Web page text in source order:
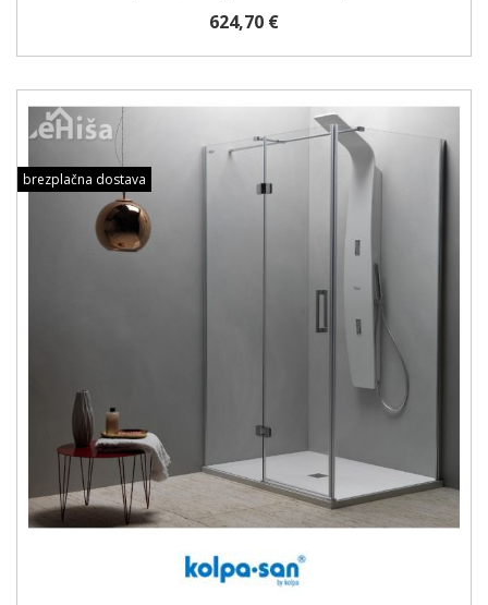
624,70 €
brezplačna dostava